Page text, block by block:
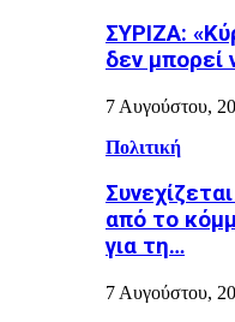
ΣΥΡΙΖΑ:
δεν μπορεί
7 Αυγούστου,
Πολιτική
από το
για τη…
7 Αυγούστου,